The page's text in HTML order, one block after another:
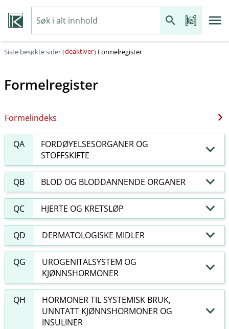
Siste besøkte sider (deaktiver) Formelregister
Formelregister
Formelindeks
QA
FORDØYELSESORGANER OG
STOFFSKIFTE
QB BLOD OG BLODDANNENDE ORGANER
QC HJERTE OG KRETSLØP
QD DERMATOLOGISKE MIDLER
QG
UROGENITALSYSTEM OG
KJØNNSHORMONER
QH
HORMONER TIL SYSTEMISK BRUK,
UNNTATT KJØNNSHORMONER OG
INSULINER